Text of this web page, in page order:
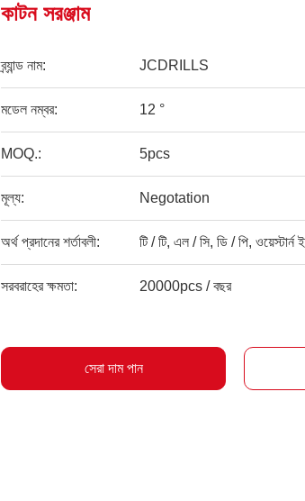
কাটন সরঞ্জাম
ব্র্যান্ড নাম: JCDRILLS
মডেল নম্বর: 12 °
MOQ.: 5pcs
মূল্য: Negotation
অর্থ প্রদানের শর্তাবলী: টি / টি, এল / সি, ডি / পি, ওয়েস্টার্ন
সরবরাহের ক্ষমতা: 20000pcs / বছর
সেরা দাম পান